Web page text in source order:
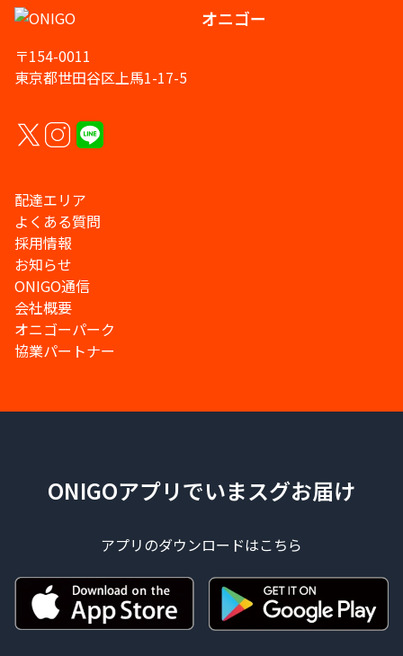
オニゴー
〒154-0011
東京都世田谷区上馬1-17-5
配達エリア
よくある質問
採用情報
お知らせ
ONIGO通信
会社概要
オニゴーパーク
協業パートナー
ONIGOアプリでいまスグお届け
アプリのダウンロードはこちら